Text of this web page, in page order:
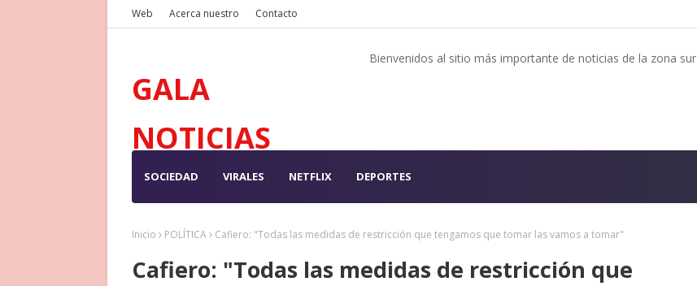
Web Acerca nuestro Contacto
GALA
NOTICIAS
Bienvenidos al sitio más importante de noticias de la zona sur
SOCIEDAD VIRALES NETFLIX DEPORTES
Inicio POLÍTICA Cafiero: "Todas las medidas de restricción que tengamos que tomar las vamos a tomar"
Cafiero: "Todas las medidas de restricción que